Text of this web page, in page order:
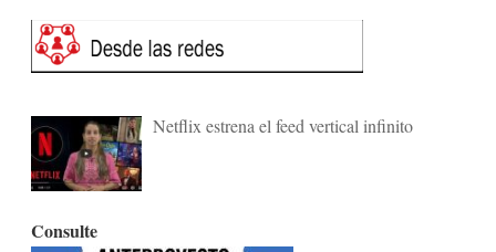
Netflix estrena el feed vertical infinito
Consulte